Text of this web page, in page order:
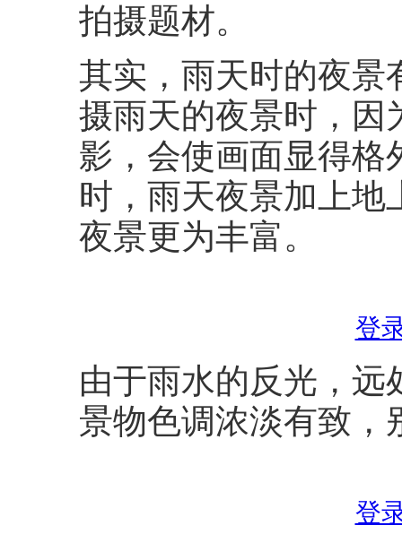
拍摄题材。
其实，雨天时的夜景
摄雨天的夜景时，因
影，会使画面显得格
时，雨天夜景加上地
夜景更为丰富。
登
由于雨水的反光，远
景物色调浓淡有致，
登